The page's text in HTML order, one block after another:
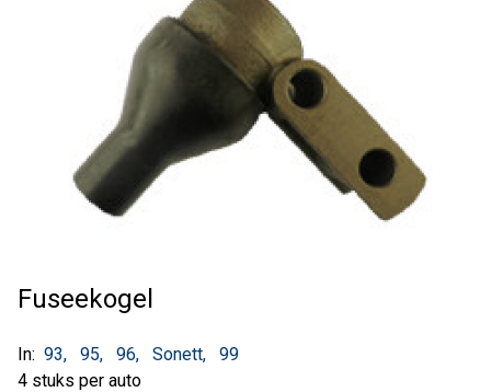
Fuseekogel
In: 93 95 96 Sonett
99
4 stuks per auto